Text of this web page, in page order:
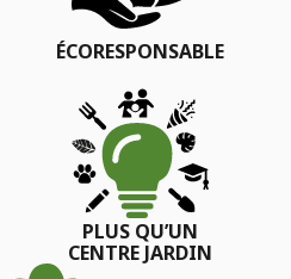
ÉCORESPONSABLE
PLUS QU’UN
CENTRE JARDIN